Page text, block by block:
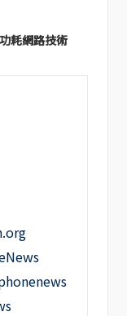
耗網路技術